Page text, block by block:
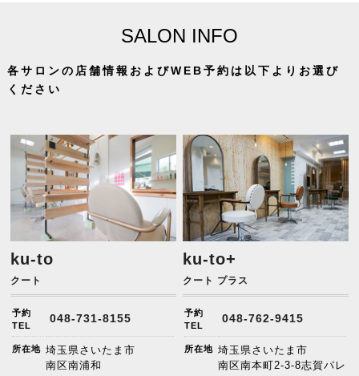
SALON INFO
各サロンの店舗情報およびWEB予約は以下よりお選び
ください
ku-to
クート
予約
TEL
048-731-8155
所在地 埼玉県さいたま市
南区南浦和
ku-to+
クート プラス
予約
TEL
048-762-9415
所在地 埼玉県さいたま市
南区南本町2-3-8志賀パレ